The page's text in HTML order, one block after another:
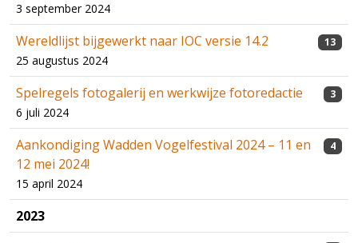
3 september 2024
Wereldlijst bijgewerkt naar IOC versie 14.2
25 augustus 2024
13
Spelregels fotogalerij en werkwijze fotoredactie
6 juli 2024
3
Aankondiging Wadden Vogelfestival 2024 – 11 en
12 mei 2024!
15 april 2024
4
2023